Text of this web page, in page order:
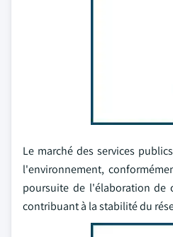
Le marché des services
l'environnement,
poursuite de l'élaboration de
contribuant à la stabilité du